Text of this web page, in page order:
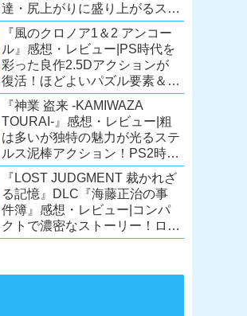
達・尻上がりに盛り上がるスト
ーリーが面白すぎるノベルゲ
ー！【PC/Steam/Switch/PS4】
『風のクロノア1＆2 アンコー
ル』感想・レビュー|PS時代を
彩った良作2.5Dアクションが
復活！ほどよいパズル要素＆切
ない余韻のストーリーも魅力！
【Switch/PS5/PS4/Xbox
X|S/Xone/PC】
『神業 盗来 -KAMIWAZA
TOURAI-』感想・レビュー|粗
は多いが独特の魅力が光るステ
ルス泥棒アクション！PS2時代
の異色のタイトル、令和に復
活！【Switch/PS4/Steam】
『LOST JUDGMENT 裁かれざ
る記憶』DLC『海藤正治の事
件簿』感想・レビュー|コンパ
クトで濃密なストーリー！ロス
トジャッジメント本編と合わせ
DLC！